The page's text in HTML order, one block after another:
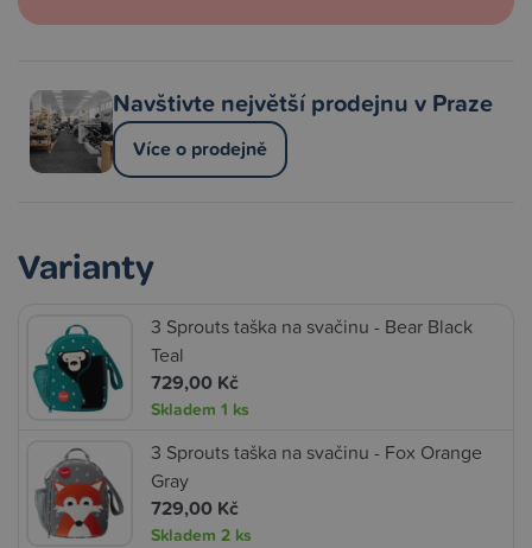
Navštivte největší prodejnu v Praze
Více o prodejně
Varianty
3 Sprouts taška na svačinu - Bear Black
Teal
729,00 Kč
Skladem 1 ks
3 Sprouts taška na svačinu - Fox Orange
Gray
729,00 Kč
Skladem 2 ks